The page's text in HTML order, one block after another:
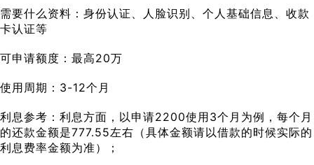
需要什么资料：身份认证、人脸识别、个人基础信息、收款
卡认证等
可申请额度：最高20万
使用周期：3-12个月
利息参考：利息方面，以申请2200使用3个月为例，每个月
的还款金额是777.55左右（具体金额请以借款的时候实际的
利息费率金额为准）；